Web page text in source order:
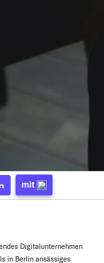
mit
Digitalunternehmen
in Berlin ansässiges